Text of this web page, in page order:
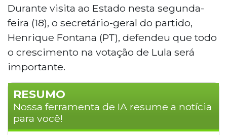
Durante visita ao Estado nesta segunda-
feira (18), o secretário-geral do partido,
Henrique Fontana (PT), defendeu que todo
o crescimento na votação de Lula será
importante.
RESUMO
Nossa ferramenta de IA resume a notícia
para você!